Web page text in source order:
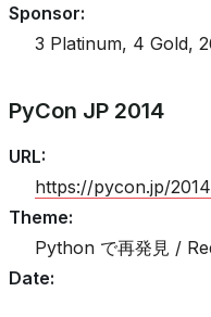
Sponsor:
3 Platinum, 4 Gold,
PyCon JP 2014
URL:
https://pycon.jp/
Theme:
Python で再発見 /
Date: